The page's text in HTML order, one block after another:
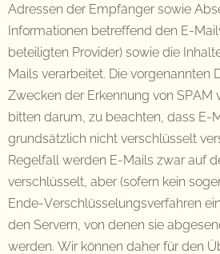
Adressen der Empfänger sowie
Informationen betreffend den E-
beteiligten Provider) sowie die
Mails verarbeitet. Die vorgenannten
Zwecken der Erkennung von SPAM
bitten darum, zu beachten, dass E-
grundsätzlich nicht verschlüsselt
Regelfall werden E-Mails zwar auf
verschlüsselt, aber (sofern kein
Ende-Verschlüsselungsverfahren
den Servern, von denen sie
werden. Wir können daher für den